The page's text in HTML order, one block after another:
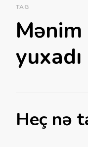
TAG
yuxadı
Heç nə